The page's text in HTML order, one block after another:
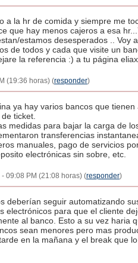
a la hr de comida y siempre me
que hay menos cajeros a esa
estamos desesperados .. Voy
de todos y cada que visite un
la referencia :) a tu página eliax
(19:36 horas) (responder)
ya hay varios bancos que tienen
ticket.
medidas para bajar la carga de
transferencias
manuales, pago de servicios
electrónicas sin sobre, etc.
09:08 PM (21:08 horas) (responder)
deberían seguir automatizando
electrónicos para que el cliente
al banco. Esto a su vez haria
sean menores pero mas
en la mañana y el break que